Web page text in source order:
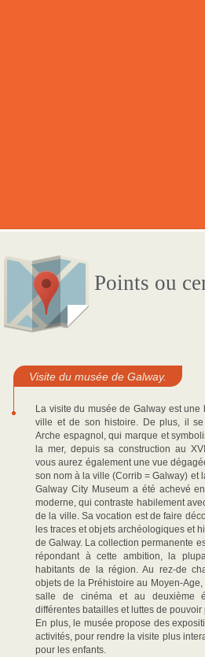
Points ou
Visite du musée de Galway.
La visite du musée de Galway est
ville et de son histoire. De plus, il
Arche espagnol, qui marque et
la mer, depuis sa construction au
vous aurez également une vue
son nom à la ville (Corrib = Galway) et
Galway City Museum a été achevé
moderne, qui contraste habilement
de la ville. Sa vocation est de faire
les traces et objets archéologiques et
de Galway. La collection permanente
répondant à cette ambition, la
habitants de la région. Au rez-de
objets de la Préhistoire au Moyen-
salle de cinéma et au deuxième
différentes batailles et luttes de
En plus, le musée propose des
activités, pour rendre la visite plus
pour les enfants.